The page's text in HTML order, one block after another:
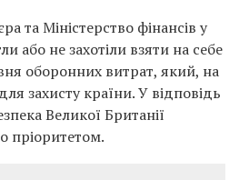
та Міністерство фінансів у
або не захотіли взяти на себе
оборонних витрат, який, на
захисту країни. У відповідь
Великої Британії
пріоритетом.